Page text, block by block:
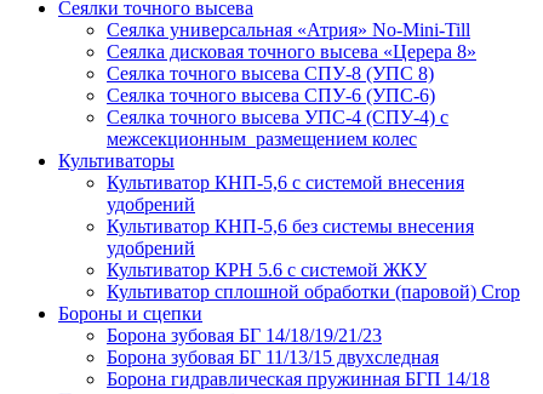
Сеялки точного высева
Сеялка универсальная «Атрия» No-Mini-Till
Сеялка дисковая точного высева «Церера 8»
Сеялка точного высева СПУ-8 (УПС 8)
Сеялка точного высева СПУ-6 (УПС-6)
Сеялка точного высева УПС-4 (СПУ-4) с
межсекционным размещением колес
Культиваторы
Культиватор КНП-5,6 с системой внесения
удобрений
Культиватор КНП-5,6 без системы внесения
удобрений
Культиватор КРН 5.6 с системой ЖКУ
Культиватор сплошной обработки (паровой) Crop
Бороны и сцепки
Борона зубовая БГ 14/18/19/21/23
Борона зубовая БГ 11/13/15 двухследная
Борона гидравлическая пружинная БГП 14/18